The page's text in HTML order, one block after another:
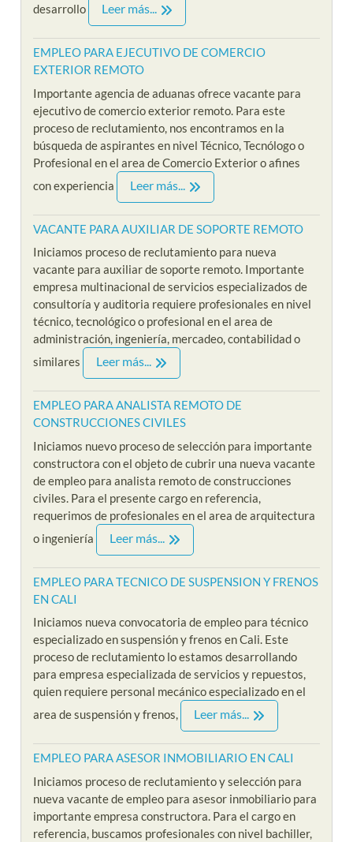
desarrollo
Leer más...
EMPLEO PARA EJECUTIVO DE COMERCIO
EXTERIOR REMOTO
Importante agencia de aduanas ofrece vacante para
ejecutivo de comercio exterior remoto. Para este
proceso de reclutamiento, nos encontramos en la
búsqueda de aspirantes en nivel Técnico, Tecnólogo o
Profesional en el area de Comercio Exterior o afines
con experiencia
Leer más...
VACANTE PARA AUXILIAR DE SOPORTE REMOTO
Iniciamos proceso de reclutamiento para nueva
vacante para auxiliar de soporte remoto. Importante
empresa multinacional de servicios especializados de
consultoría y auditoria requiere profesionales en nivel
técnico, tecnológico o profesional en el area de
administración, ingeniería, mercadeo, contabilidad o
similares
Leer más...
EMPLEO PARA ANALISTA REMOTO DE
CONSTRUCCIONES CIVILES
Iniciamos nuevo proceso de selección para importante
constructora con el objeto de cubrir una nueva vacante
de empleo para analista remoto de construcciones
civiles. Para el presente cargo en referencia,
requerimos de profesionales en el area de arquitectura
o ingeniería
Leer más...
EMPLEO PARA TECNICO DE SUSPENSION Y FRENOS
EN CALI
Iniciamos nueva convocatoria de empleo para técnico
especializado en suspensión y frenos en Cali. Este
proceso de reclutamiento lo estamos desarrollando
para empresa especializada de servicios y repuestos,
quien requiere personal mecánico especializado en el
area de suspensión y frenos,
Leer más...
EMPLEO PARA ASESOR INMOBILIARIO EN CALI
Iniciamos proceso de reclutamiento y selección para
nueva vacante de empleo para asesor inmobiliario para
importante empresa constructora. Para el cargo en
referencia, buscamos profesionales con nivel bachiller,